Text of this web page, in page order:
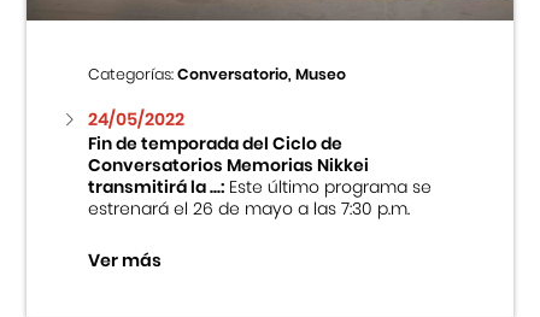
Categorías:Conversatorio, Museo
24/05/2022
Fin de temporada del Ciclo de
Conversatorios Memorias Nikkei
transmitirá la ...:Este último programa se
estrenará el 26 de mayo a las 7:30 p.m.
Ver más